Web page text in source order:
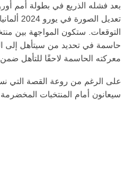
بعد فشله الذريع في بطولة أمم أوروبا 2020، يسعى
تعديل
التوقعات. ستكون المواجهة بين
حاسمة في تحديد من سيتأهل إلى
معركته الحاسمة لاحقًا للتأهل
على الرغم من روعة القصة التي
سيعانون أمام المنتخبات